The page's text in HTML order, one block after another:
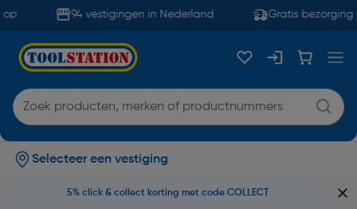
94 vestigingen in Nederland Gratis bezorging
Selecteer een vestiging
5% click & collect korting met code COLLECT